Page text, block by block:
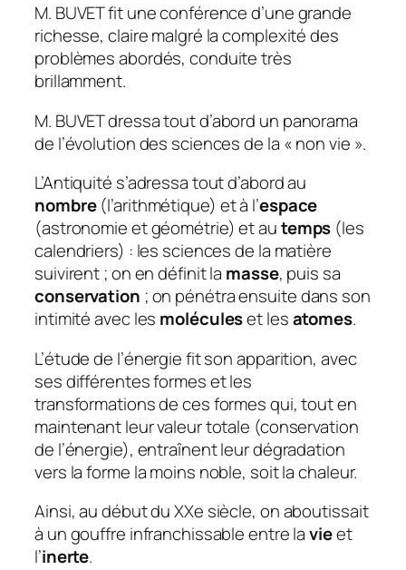
M. BUVET fit une conférence d’une grande
richesse, claire malgré la complexité des
problèmes abordés, conduite très
brillamment.
M. BUVET dressa tout d’abord un panorama
de l’évolution des sciences de la « non vie ».
L’Antiquité s’adressa tout d’abord au
nombre(l’arithmétique) et à l’espace
(astronomie et géométrie) et autemps (les
calendriers) : les sciences de la matière
suivirent ; on en définit la masse, puis sa
conservation ; on pénétra ensuite dans son
intimité avec les moléculeset lesatomes.
L’étude de l’énergie fit son apparition, avec
ses différentes formes et les
transformations de ces formes qui, tout en
maintenant leur valeur totale (conservation
de l’énergie), entraînent leur dégradation
vers la forme la moins noble, soit la chaleur.
Ainsi, au début du XXe siècle, on aboutissait
à un gouffre infranchissable entre lavieet
l’inerte.